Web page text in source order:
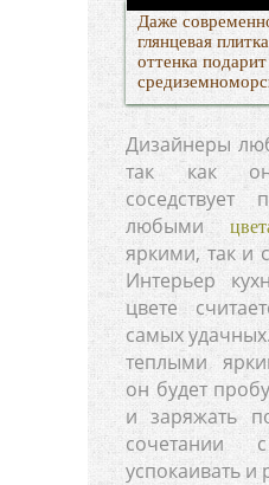
Даже
глянцевая
оттенка
Дизайнеры
так как он
соседствует
любыми
яркими, так и
Интерьер
цвете
самых
теплыми
он будет
и заряжать
сочетании
успокаивать и